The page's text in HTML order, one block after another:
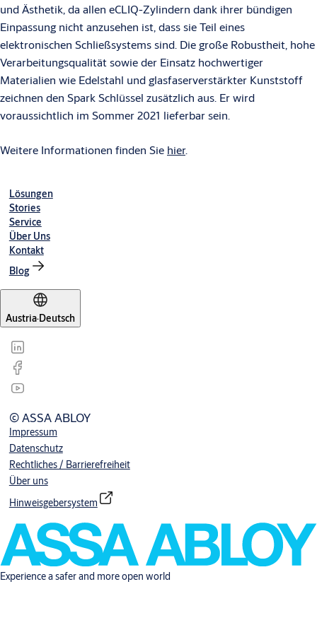
und Ästhetik, da allen eCLIQ-Zylindern dank ihrer bündigen
Einpassung nicht anzusehen ist, dass sie Teil eines
elektronischen Schließsystems sind. Die große Robustheit, hohe
Verarbeitungsqualität sowie der Einsatz hochwertiger
Materialien wie Edelstahl und glasfaserverstärkter Kunststoff
zeichnen den Spark Schlüssel zusätzlich aus. Er wird
voraussichtlich im Sommer 2021 lieferbar sein.
Weitere Informationen finden Sie hier.
Lösungen
Stories
Service
Über Uns
Kontakt
Blog
Austria·Deutsch
© ASSA ABLOY
Impressum
Datenschutz
Rechtliches / Barrierefreiheit
Über uns
Hinweisgebersystem
Experience a safer and more open world